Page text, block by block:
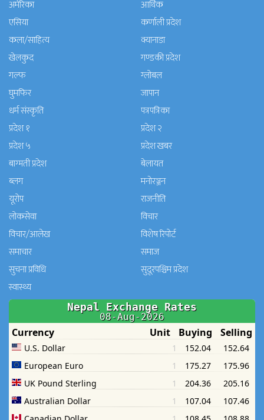
अमेरिका
आर्थिक
एसिया
कर्णाली प्रदेश
कला/साहित्य
क्यानाडा
खेलकुद
गण्डकी प्रदेश
गल्फ
ग्लोबल
घुमफिर
जापान
धर्म संस्कृति
पत्रपत्रिका
प्रदेश १
प्रदेश २
प्रदेश ५
प्रदेश खबर
बाग्मती प्रदेश
बेलायत
ब्लग
मनाेरञ्जन
यूरोप
राजनीति
लोकसेवा
विचार
विचार/आलेख
विशेष रिपोर्ट
समाचार
समाज
सुचना प्रविधि
सुदूरपश्चिम प्रदेश
स्वास्थ्य